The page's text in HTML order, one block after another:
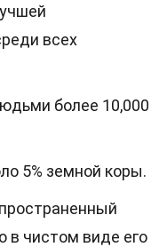
всех
более 10,000
5% земной коры.
в чистом виде его